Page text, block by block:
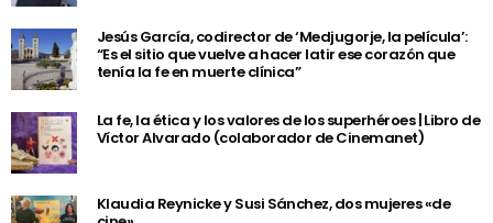
Jesús García, codirector de ‘Medjugorje, la película’:
“Es el sitio que vuelve a hacer latir ese corazón que
tenía la fe en muerte clínica”
La fe, la ética y los valores de los superhéroes | Libro de
Víctor Alvarado (colaborador de Cinemanet)
Klaudia Reynicke y Susi Sánchez, dos mujeres «de